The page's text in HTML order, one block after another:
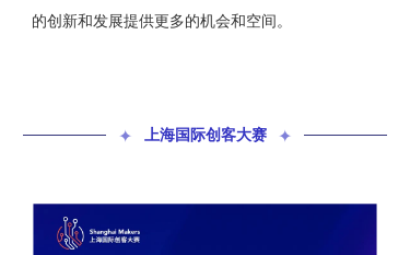
的创新和发展提供更多的机会和空间。
✦ 上海国际创客大赛 ✦